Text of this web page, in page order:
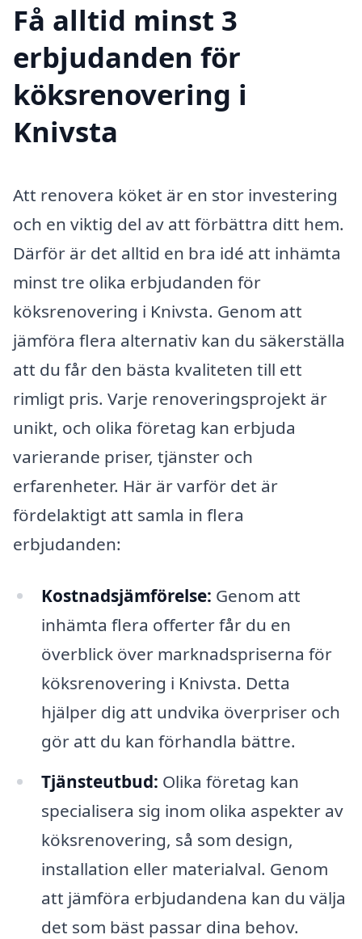
Få alltid minst 3
erbjudanden för
köksrenovering i
Knivsta
Att renovera köket är en stor investering
och en viktig del av att förbättra ditt hem.
Därför är det alltid en bra idé att inhämta
minst tre olika erbjudanden för
köksrenovering i Knivsta. Genom att
jämföra flera alternativ kan du säkerställa
att du får den bästa kvaliteten till ett
rimligt pris. Varje renoveringsprojekt är
unikt, och olika företag kan erbjuda
varierande priser, tjänster och
erfarenheter. Här är varför det är
fördelaktigt att samla in flera
erbjudanden:
Kostnadsjämförelse: Genom att
inhämta flera offerter får du en
överblick över marknadspriserna för
köksrenovering i Knivsta. Detta
hjälper dig att undvika överpriser och
gör att du kan förhandla bättre.
Tjänsteutbud: Olika företag kan
specialisera sig inom olika aspekter av
köksrenovering, så som design,
installation eller materialval. Genom
att jämföra erbjudandena kan du välja
det som bäst passar dina behov.